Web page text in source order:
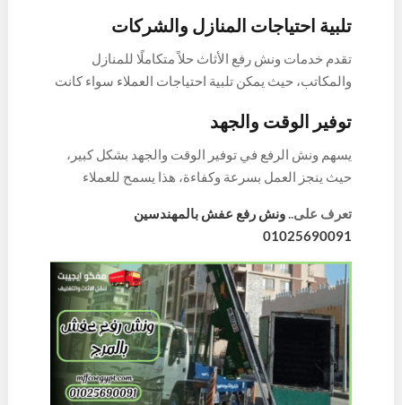
تلبية احتياجات المنازل والشركات
تقدم خدمات ونش رفع الأثاث حلاً متكاملًا للمنازل
والمكاتب، حيث يمكن تلبية احتياجات العملاء سواء كانت
توفير الوقت والجهد
يسهم ونش الرفع في توفير الوقت والجهد بشكل كبير،
حيث ينجز العمل بسرعة وكفاءة، هذا يسمح للعملاء
تعرف على..ونش رفع عفش بالمهندسين
01025690091